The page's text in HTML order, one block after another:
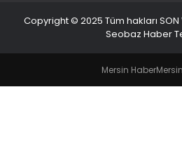
Copyright © 2025 Tüm hakları SON
Seobaz Haber
Mersin Haber